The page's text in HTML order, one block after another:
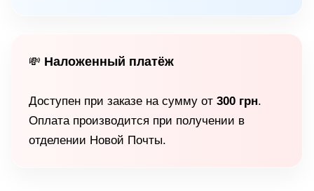
💸 Наложенный платёж
Доступен при заказе на сумму от 300 грн.
Оплата производится при получении в
отделении Новой Почты.